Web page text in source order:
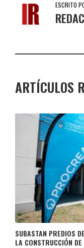
ESCRITO
ARTÍCULOS
SUBASTAN PREDIOS
LA CONSTRUCCIÓN DE